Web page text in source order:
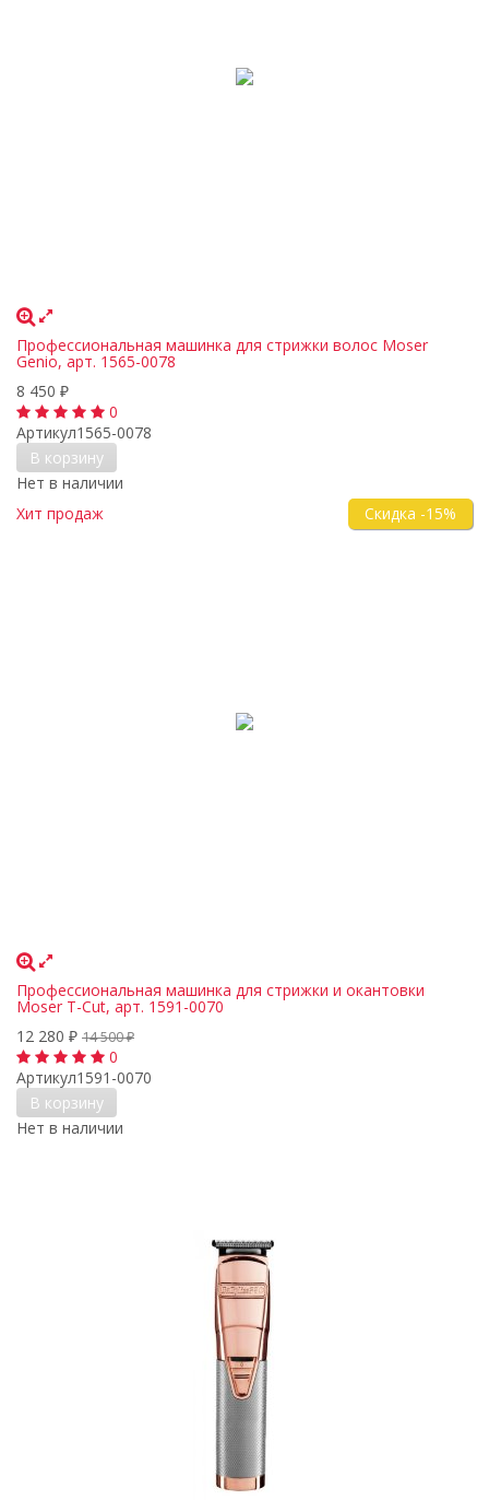
Профессиональная машинка для стрижки волос Moser
Genio, арт. 1565-0078
8 450 ₽
0
Артикул1565-0078
В корзину
Нет в наличии
Хит продаж
Скидка -15%
Профессиональная машинка для стрижки и окантовки
Moser T-Cut, арт. 1591-0070
12 280 ₽ 14 500₽
0
Артикул1591-0070
В корзину
Нет в наличии